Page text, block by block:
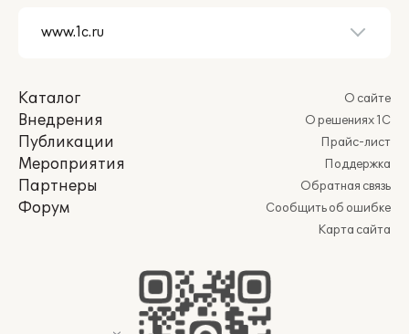
Каталог
Внедрения
Публикации
Мероприятия
Партнеры
Форум
О сайте
О решениях 1С
Прайс-лист
Поддержка
Обратная связь
Сообщить об ошибке
Карта сайта